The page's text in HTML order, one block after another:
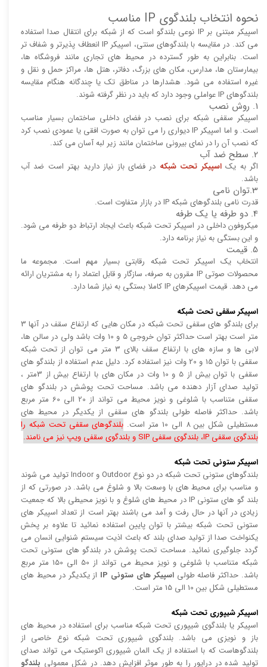
نحوه انتخاب بلندگوی IP مناسب
اسپیکر مبتنی بر IP نوعی بلندگو است که از شبکه برای انتقال صدا استفاده
می کند. در مقایسه با بلندگوهای سنتی، اسپیکر IP انعطاف پذیرتر و شفاف تر
است. بنابراین به طور گسترده در محیط های تجاری مانند فروشگاه ها،
بیمارستان ها، مدارس، مکان های بزرگ، دفاتر، هتل ها، مراکز حمل و نقل و
غیره استفاده می شود. هشدارها در مناطق تک یا چندگانه هنگام مقایسه
بلندگوهای IP عواملی وجود دارد که باید در نظر گرفته شوند.
1. روش نصب
اسپیکر سقفی شبکه برای نصب در فضای داخلی ساختمان بسیار مناسب
است. و اما اسپیکر IP دیواری را می توان به صورت افقی یا عمودی نصب کرد
که نصب آن را در نمای بیرونی ساختمان مانند زیر لبه آسان می کند.
2. سطح ضد آب
اگر به یکاسپیکر تحت شبکه در فضای باز نیاز دارید بهتر است ضد آب
باشد.
3.توان نامی
قدرت نامی بلندگوهای شبکه IP در بازار متفاوت است.
4. دو طرفه یا یک طرفه
میکروفون داخلی در اسپیکر تحت شبکه باعث ایجاد ارتباط دو طرفه می شود.
و این بستگی به نیاز برنامه دارد.
5. قیمت
انتخاب یک اسپیکر تحت شبکه رقابتی بسیار مهم است. مجموعه ما
محصولات صوتی IP مقرون به صرفه، سازگار و قابل اعتماد را به مشتریان ارائه
می دهد. قیمت اسپیکرهای IP کاملا بستگی به نیاز شما دارد.
اسپیکر سقفی تحت شبکه
برای بلندگو های سقفی تحت شبکه در مکان هایی که ارتفاع سقف در آنها 3
متر است بهتر است حداکثر توان خروجی 5 و 10 وات باشد ولی در سالن ها،
لابی ها و سازه های با ارتفاع سقف بالای 3 متر می توان از تحت شبکه
سقفی با توان 15 و 20 وات نیز استفاده کرد. دلیل عدم استفاده از بلندگو های
سقفی با توان بیش از 5 و 10 وات در مکان های با ارتفاع بیش از 3متر ،
تولید صدای آزار دهنده می باشد. مساحت تحت پوشش در بلندگو های
سقفی متناسب با شلوغی و نویز محیط می تواند از 20 الی 60 متر مربع
باشد. حداکثر فاصله طولی بلندگو های سقفی از یکدیگر در محیط های
مستطیلی شکل بین 8 الی 10 متر است.
بلندگوهای سقفی تحت شبکه را
بلندگوی سقفی IP، بلندگوی سقفی SIP و بلندگوی سقفی ویپ نیز می نامند.
اسپیکر ستونی تحت شبکه
بلندگوهای ستونی تحت شبکه در دو نوع Outdoor و Indoor تولید می شوند
و مناسب برای محیط های با وسعت بالا و شلوغ می باشد. در صورتی که از
بلند گو های ستونی IP در محیط های شلوغ و با نویز محیطی بالا که جمعیت
زیادی در آنها در حال رفت و آمد می باشند بهتر است از تعداد اسپیکر های
ستونی تحت شبکه بیشتر با توان پایین استفاده نمائید تا علاوه بر پخش
یکنواخت صدا از تولید صدای بلند که باعث اذیت سیستم شنوایی انسان می
گردد جلوگیری نمائید. مساحت تحت پوشش در بلندگو های ستونی تحت
شبکه متناسب با شلوغی و نویز محیط می تواند از 50 الی 150 متر مربع
باشد. حداکثر فاصله طولیاسپیکر های ستونی IP
از یکدیگر در محیط های
مستطیلی شکل بین 10 الی 15 متر است.
اسپیکر شیپوری تحت شبکه
اسپیکر یا بلندگوی شیپوری تحت شبکه مناسب برای استفاده در محیط های
باز و نویزی می باشد. بلندگوی شیپوری تحت شبکه نوع خاصی از
بلندگوهاست که با استفاده از یک المان شیپوری اکوستیک می تواند صدای
تولید شده در درایور را به طور موثر افزایش دهد. در شکل معمولی بلندگو